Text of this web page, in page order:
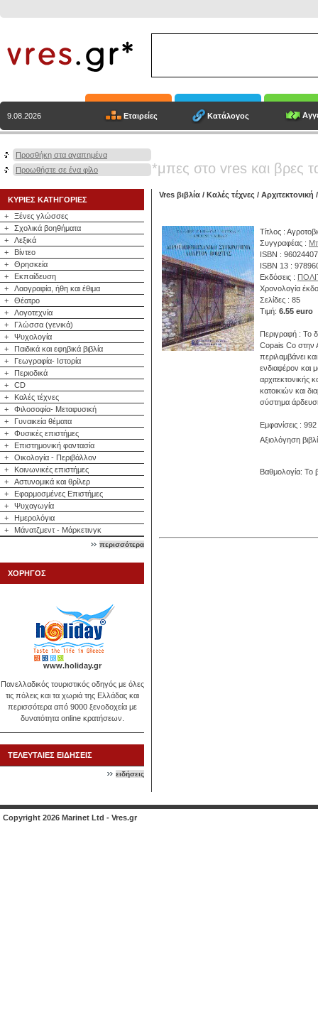
9.08.2026 Εταιρείες Κατάλογος
Προσθήκη στα αγαπημένα
Προωθήστε σε ένα φίλο
*μπες στο vres και βρες
ΚΥΡΙΕΣ ΚΑΤΗΓΟΡΙΕΣ
+
Ξένες γλώσσες
+
Σχολικά βοηθήματα
+
Λεξικά
+
Βίντεο
+
Θρησκεία
+
Εκπαίδευση
+
Λαογραφία, ήθη και έθιμα
+
Θέατρο
+
Λογοτεχνία
+
Γλώσσα (γενικά)
+
Ψυχολογία
+
Παιδικά και εφηβικά βιβλία
+
Γεωγραφία- Ιστορία
+
Περιοδικά
+
CD
+
Καλές τέχνες
+
Φιλοσοφία- Μεταφυσική
+
Γυναικεία θέματα
+
Φυσικές επιστήμες
+
Επιστημονική φαντασία
+
Οικολογία - Περιβάλλον
+
Κοινωνικές επιστήμες
+
Αστυνομικά και θρίλερ
+
Εφαρμοσμένες Επιστήμες
+
Ψυχαγωγία
+
Ημερολόγια
+
Μάνατζμεντ - Μάρκετινγκ
περισσότερα
ΧΟΡΗΓΟΣ
www.holiday.gr
Πανελλαδικός τουριστικός οδηγός με όλες
τις πόλεις και τα χωριά της Ελλάδας και
περισσότερα από 9000 ξενοδοχεία με
δυνατότητα online κρατήσεων.
ΤΕΛΕΥΤΑΙΕΣ ΕΙΔΗΣΕΙΣ
ειδήσεις
Vres βιβλία / Καλές τέχνες / Αρχιτεκτονική
Τίτλος :
Συγγραφέας :
ISBN :
ISBN 13 :
Εκδόσεις :
Χρονολογία
Σελίδες : 85
Τιμή: 6.55 euro
Περιγραφή : Το
Copais Co στην
περιλαμβάνει
ενδιαφέρον και
αρχιτεκτονικής
κατοικιών και
σύστημα
Εμφανίσεις : 992
Αξιολόγηση
Βαθμολογία: Το
Copyright 2026 Marinet Ltd - Vres.gr